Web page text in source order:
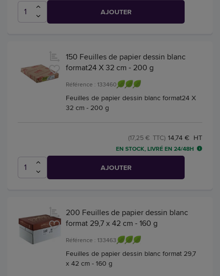
AJOUTER
150 Feuilles de papier dessin blanc
format24 X 32 cm - 200 g
Référence : 133460
Feuilles de papier dessin blanc format24 X
32 cm - 200 g
14,74 € HT
(17,25 € TTC)
EN STOCK, LIVRÉ EN 24/48H
AJOUTER
200 Feuilles de papier dessin blanc
format 29,7 x 42 cm - 160 g
Référence : 133463
Feuilles de papier dessin blanc format 29,7
x 42 cm - 160 g